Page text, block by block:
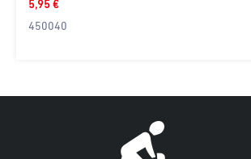
5,95 €
450040